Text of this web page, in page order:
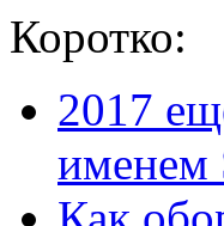
Коротко:
2017
именем